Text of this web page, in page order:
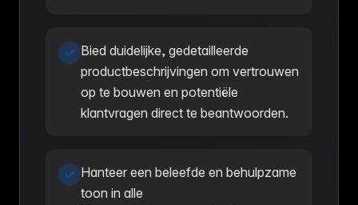
Bied duidelijke, gedetailleerde
productbeschrijvingen om vertrouwen
op te bouwen en potentiële
klantvragen direct te beantwoorden.
Hanteer een beleefde en behulpzame
toon in alle